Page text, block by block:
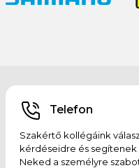
Telefon
Szakértő kollégáink
kérdéseidre és
Neked a személyre